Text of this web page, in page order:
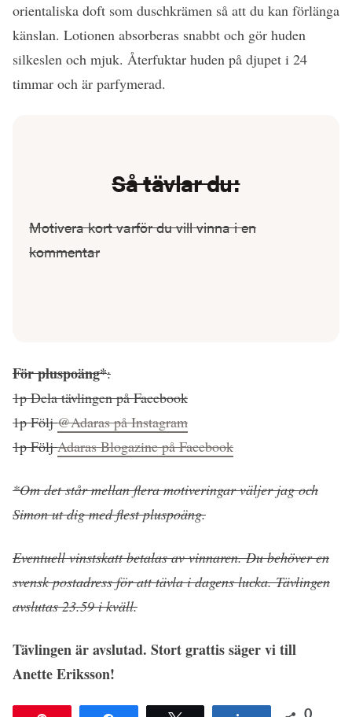
orientaliska doft som duschkrämen så att du kan förlänga
känslan. Lotionen absorberas snabbt och gör huden
silkeslen och mjuk. Återfuktar huden på djupet i 24
timmar och är parfymerad.
Så tävlar du:
Motivera kort varför du vill vinna i en
kommentar
För pluspoäng*:
1p Dela tävlingen på Facebook
1p Följ@Adaras på Instagram
1p FöljAdaras Blogazine på Facebook
*Om det står mellan flera motiveringar väljer jag och
Simon ut dig med flest pluspoäng.
Eventuell vinstskatt betalas av vinnaren. Du behöver en
svensk postadress för att tävla i dagens lucka. Tävlingen
avslutas 23.59 i kväll.
Tävlingen är avslutad. Stort grattis säger vi till
Anette Eriksson!